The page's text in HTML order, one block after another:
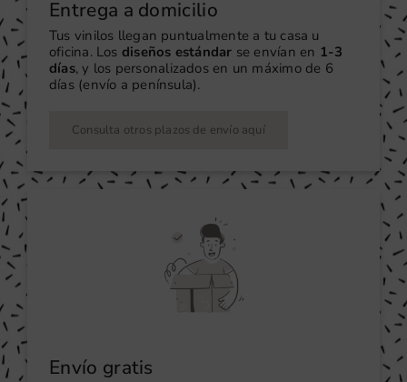
Entrega a domicilio
Tus vinilos llegan puntualmente a tu casa u
oficina. Los diseños estándar se envían en 1-3
días, y los personalizados en un máximo de 6
días (envío a península).
Consulta otros plazos de envío aquí
Envío gratis